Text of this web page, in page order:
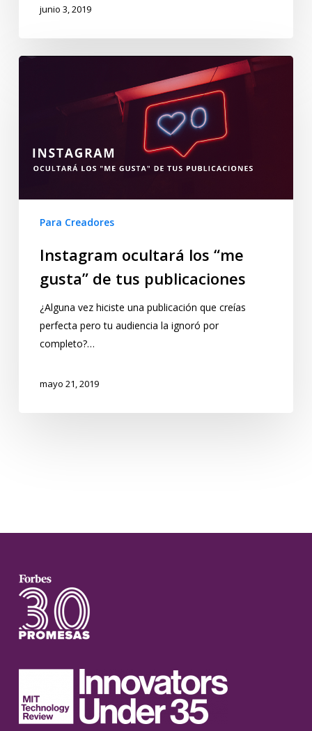
junio 3, 2019
Para Creadores
Instagram ocultará los “me
gusta” de tus publicaciones
¿Alguna vez hiciste una publicación que creías
perfecta pero tu audiencia la ignoró por
completo?…
mayo 21, 2019